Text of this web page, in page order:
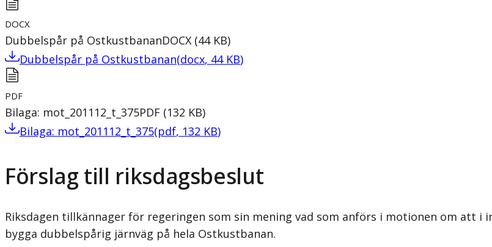
DOCX
Dubbelspår på OstkustbananDOCX (44 KB)
Dubbelspår på Ostkustbanan(docx, 44 KB)
PDF
Bilaga: mot_201112_t_375PDF (132 KB)
Bilaga: mot_201112_t_375(pdf, 132 KB)
Förslag till riksdagsbeslut
Riksdagen tillkännager för regeringen som sin mening vad som anförs i motionen om
bygga dubbelspårig järnväg på hela Ostkustbanan.